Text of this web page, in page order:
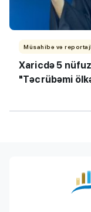
Müsahibə və
Xaricdə 5
"Təcrübəmi